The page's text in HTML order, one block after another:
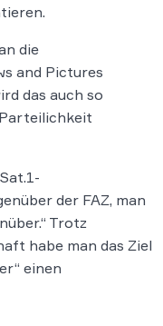
die
and Pictures
das auch so
der FAZ, man
Trotz
habe man das Ziel
einen